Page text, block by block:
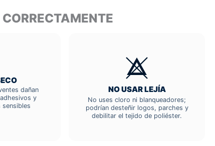
dañan
y
NO USAR LEJÍA
No uses cloro ni blanqueadores;
podrían desteñir logos, parches y
debilitar el tejido de poliéster.